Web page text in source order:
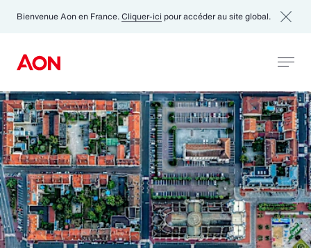
Bienvenue Aon en France.Cliquer-ici pour accéder au site global.